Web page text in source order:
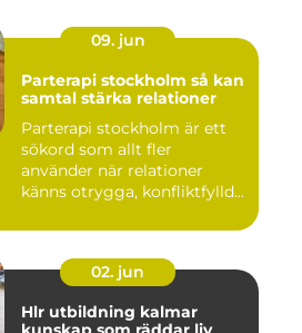
09. jun
Parterapi stockholm så kan
samtal stärka relationer
Parterapi stockholm är ett
sökord som allt fler
använder när relationer
känns otrygga, konfliktfylld...
02. jun
Hlr utbildning kalmar